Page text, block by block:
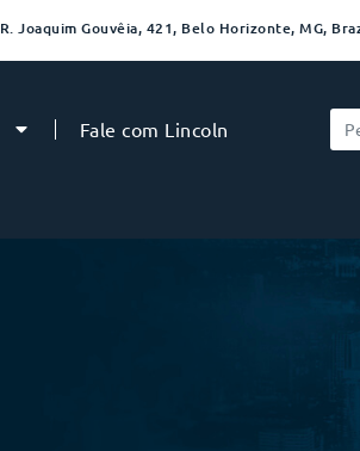
R. Joaquim Gouvêia, 421, Belo Horizonte, MG,
Fale com Lincoln